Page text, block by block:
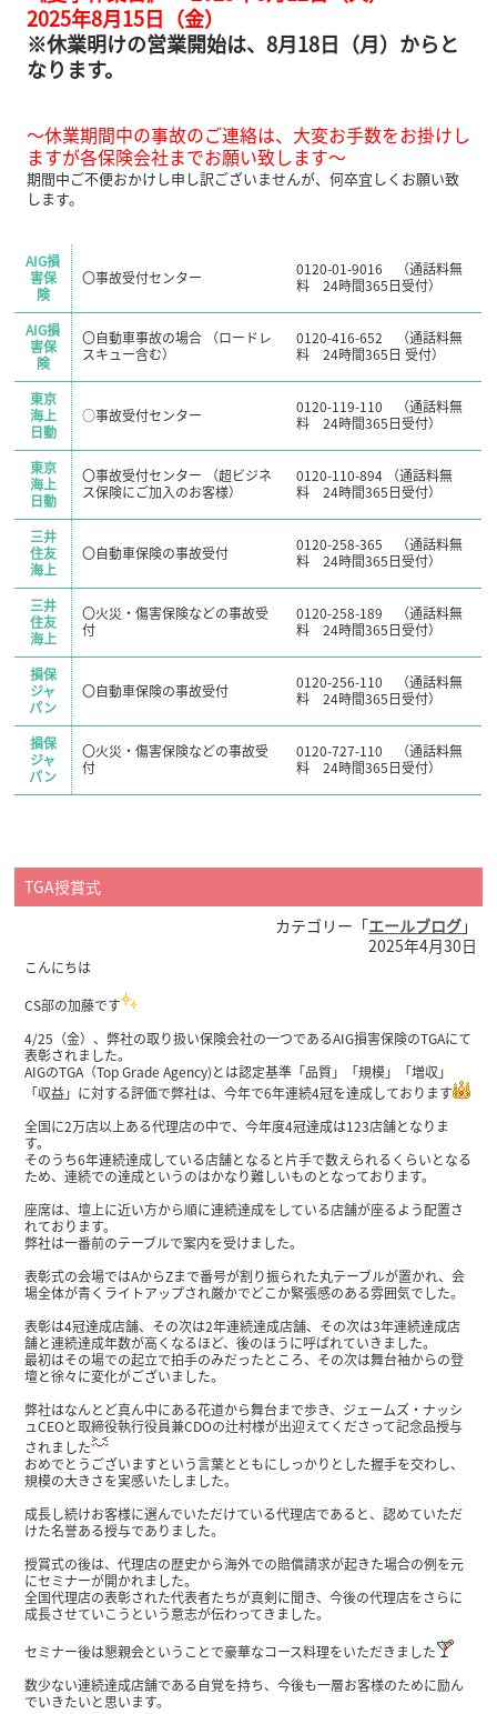
2025年8月15日（金）
※休業明けの営業開始は、8月18日（月）からと
なります。
～休業期間中の事故のご連絡は、大変お手数をお掛けし
ますが各保険会社までお願い致します～
期間中ご不便おかけし申し訳ございませんが、何卒宜しくお願い致
します。
AIG損
害保
険
〇事故受付センター
0120-01-9016 （通話料無
料 24時間365日受付）
AIG損
害保
険
〇自動車事故の場合 （ロードレ
スキュー含む）
0120-416-652 （通話料無
料 24時間365日 受付）
東京
海上
日動
○事故受付センター
0120-119-110 （通話料無
料 24時間365日受付）
東京
海上
日動
〇事故受付センター （超ビジネ
ス保険にご加入のお客様）
0120-110-894 （通話料無
料 24時間365日受付）
三井
住友
海上
〇自動車保険の事故受付
0120-258-365 （通話料無
料 24時間365日受付）
三井
住友
海上
〇火災・傷害保険などの事故受
付
0120-258-189 （通話料無
料 24時間365日受付）
損保
ジャ
パン
〇自動車保険の事故受付
0120-256-110 （通話料無
料 24時間365日受付）
損保
ジャ
パン
〇火災・傷害保険などの事故受
付
0120-727-110 （通話料無
料 24時間365日受付）
TGA授賞式
カテゴリー「エールブログ」
2025年4月30日
こんにちは
CS部の加藤です
4/25（金）、弊社の取り扱い保険会社の一つであるAIG損害保険のTGAにて
表彰されました。
AIGのTGA（Top Grade Agency)とは認定基準「品質」「規模」「増収」
「収益」に対する評価で弊社は、今年で6年連続4冠を達成しております
全国に2万店以上ある代理店の中で、今年度4冠達成は123店舗となりま
す。
そのうち6年連続達成している店舗となると片手で数えられるくらいとなる
ため、連続での達成というのはかなり難しいものとなっております。
座席は、壇上に近い方から順に連続達成をしている店舗が座るよう配置さ
れております。
弊社は一番前のテーブルで案内を受けました。
表彰式の会場ではAからZまで番号が割り振られた丸テーブルが置かれ、会
場全体が青くライトアップされ厳かでどこか緊張感のある雰囲気でした。
表彰は4冠達成店舗、その次は2年連続達成店舗、その次は3年連続達成店
舗と連続達成年数が高くなるほど、後のほうに呼ばれていきました。
最初はその場での起立で拍手のみだったところ、その次は舞台袖からの登
壇と徐々に変化がございました。
弊社はなんとど真ん中にある花道から舞台まで歩き、ジェームズ・ナッシ
ュCEOと取締役執行役員兼CDOの辻村様が出迎えてくださって記念品授与
されました
おめでとうございますという言葉とともにしっかりとした握手を交わし、
規模の大きさを実感いたしました。
成長し続けお客様に選んでいただけている代理店であると、認めていただ
けた名誉ある授与でありました。
授賞式の後は、代理店の歴史から海外での賠償請求が起きた場合の例を元
にセミナーが開かれました。
全国代理店の表彰された代表者たちが真剣に聞き、今後の代理店をさらに
成長させていこうという意志が伝わってきました。
セミナー後は懇親会ということで豪華なコース料理をいただきました
数少ない連続達成店舗である自覚を持ち、今後も一層お客様のために励ん
でいきたいと思います。